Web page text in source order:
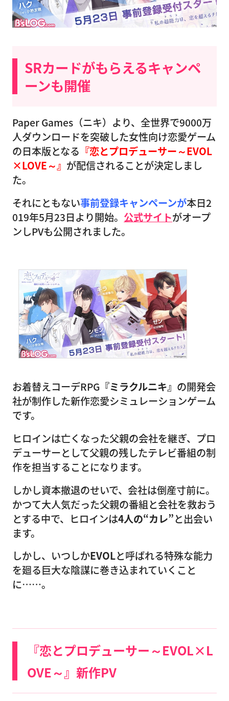
SRカードがもらえるキャンペ
ーンも開催
Paper Games（ニキ）より、全世界で9000万
人ダウンロードを突破した女性向け恋愛ゲーム
の日本版となる 『恋とプロデューサー～EVOL
×LOVE～』 が配信されることが決定しまし
た。
それにともない事前登録キャンペーンが本日2
019年5月23日より開始。 公式サイトがオープ
ンしPVも公開されました。
お着替えコーデRPG 『ミラクルニキ』 の開発会
社が制作した新作恋愛シミュレーションゲーム
です。
ヒロインは亡くなった父親の会社を継ぎ、プロ
デューサーとして父親の残したテレビ番組の制
作を担当することになります。
しかし資本撤退のせいで、会社は倒産寸前に。
かつて大人気だった父親の番組と会社を救おう
とする中で、ヒロインは4人の“カレ”と出会い
ます。
しかし、いつしかEVOLと呼ばれる特殊な能力
を廻る巨大な陰謀に巻き込まれていくこと
に……。
『恋とプロデューサー～EVOL×L
OVE～』新作PV